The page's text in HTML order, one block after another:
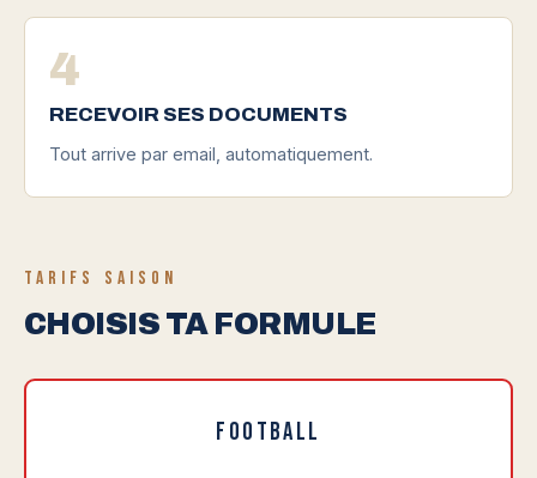
4
RECEVOIR SES DOCUMENTS
Tout arrive par email, automatiquement.
TARIFS SAISON
CHOISIS TA FORMULE
Football